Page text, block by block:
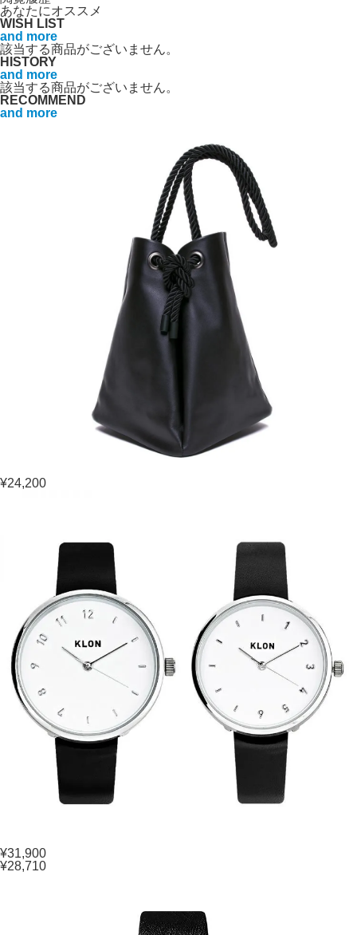
あなたにオススメ
WISH LIST
and more
該当する商品がございません。
HISTORY
and more
該当する商品がございません。
RECOMMEND
and more
¥24,200
¥31,900
¥28,710